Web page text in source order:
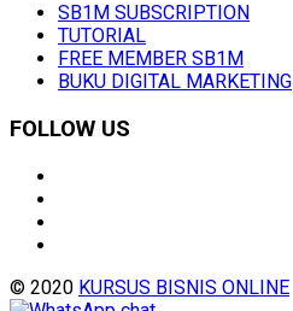
SB1M SUBSCRIPTION
TUTORIAL
FREE MEMBER SB1M
BUKU DIGITAL MARKETING
FOLLOW US
© 2020 KURSUS BISNIS ONLINE